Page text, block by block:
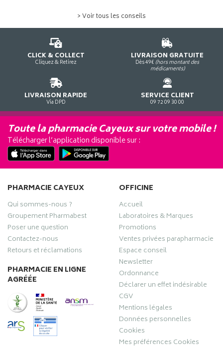
> Voir tous les conseils
CLICK & COLLECT
Cliquez & Retirez
LIVRAISON GRATUITE
Dès 49€ (hors montant des
médicaments)
LIVRAISON RAPIDE
Via DPD
SERVICE CLIENT
09 72 09 30 00
Toute la pharmacie Cayeux sur votre mobile !
Télécharger l’application disponible sur :
PHARMACIE CAYEUX
Qui sommes-nous ?
Groupement Pharmabest
Poser une question
Contactez-nous
Retours et réclamations
PHARMACIE EN LIGNE
AGRÉÉE
OFFICINE
Accueil
Laboratoires & Marques
Promotions
Ventes privées parapharmacie
Espace conseil
Newsletter
Ordonnance
Déclarer un effet indésirable
CGV
Mentions légales
Données personnelles
Cookies
Mes préférences Cookies